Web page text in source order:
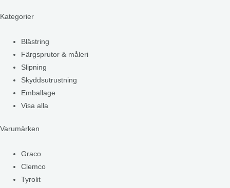
Kategorier
Blästring
Färgsprutor & måleri
Slipning
Skyddsutrustning
Emballage
Visa alla
Varumärken
Graco
Clemco
Tyrolit